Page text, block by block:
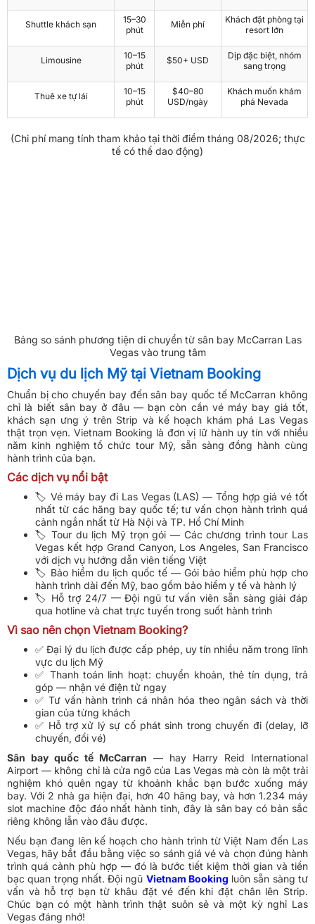
Shuttle khách sạn
15–30
phút
Miễn phí
Khách đặt phòng tại
resort lớn
Limousine
10–15
phút
$50+ USD
Dịp đặc biệt, nhóm
sang trọng
Thuê xe tự lái
10–15
phút
$40–80
USD/ngày
Khách muốn khám
phá Nevada
(Chi phí mang tính tham khảo tại thời điểm tháng 08/2026; thực
tế có thể dao động)
Bảng so sánh phương tiện di chuyển từ sân bay McCarran Las
Vegas vào trung tâm
Dịch vụ du lịch Mỹ tại Vietnam Booking
Chuẩn bị cho chuyến bay đến sân bay quốc tế McCarran không
chỉ là biết sân bay ở đâu — bạn còn cần vé máy bay giá tốt,
khách sạn ưng ý trên Strip và kế hoạch khám phá Las Vegas
thật trọn vẹn. Vietnam Booking là đơn vị lữ hành uy tín với nhiều
năm kinh nghiệm tổ chức tour Mỹ, sẵn sàng đồng hành cùng
hành trình của bạn.
Các dịch vụ nổi bật
🏷️ Vé máy bay đi Las Vegas (LAS) — Tổng hợp giá vé tốt
nhất từ các hãng bay quốc tế; tư vấn chọn hành trình quá
cảnh ngắn nhất từ Hà Nội và TP. Hồ Chí Minh
🏷️ Tour du lịch Mỹ trọn gói — Các chương trình tour Las
Vegas kết hợp Grand Canyon, Los Angeles, San Francisco
với dịch vụ hướng dẫn viên tiếng Việt
🏷️ Bảo hiểm du lịch quốc tế — Gói bảo hiểm phù hợp cho
hành trình dài đến Mỹ, bao gồm bảo hiểm y tế và hành lý
🏷️ Hỗ trợ 24/7 — Đội ngũ tư vấn viên sẵn sàng giải đáp
qua hotline và chat trực tuyến trong suốt hành trình
Vì sao nên chọn Vietnam Booking?
✅ Đại lý du lịch được cấp phép, uy tín nhiều năm trong lĩnh
vực du lịch Mỹ
✅ Thanh toán linh hoạt: chuyển khoản, thẻ tín dụng, trả
góp — nhận vé điện tử ngay
✅ Tư vấn hành trình cá nhân hóa theo ngân sách và thời
gian của từng khách
✅ Hỗ trợ xử lý sự cố phát sinh trong chuyến đi (delay, lỡ
chuyến, đổi vé)
Sân bay quốc tế McCarran — hay Harry Reid International
Airport — không chỉ là cửa ngõ của Las Vegas mà còn là một trải
nghiệm khó quên ngay từ khoảnh khắc bạn bước xuống máy
bay. Với 2 nhà ga hiện đại, hơn 40 hãng bay, và hơn 1.234 máy
slot machine độc đáo nhất hành tinh, đây là sân bay có bản sắc
riêng không lẫn vào đâu được.
Nếu bạn đang lên kế hoạch cho hành trình từ Việt Nam đến Las
Vegas, hãy bắt đầu bằng việc so sánh giá vé và chọn đúng hành
trình quá cảnh phù hợp — đó là bước tiết kiệm thời gian và tiền
bạc quan trọng nhất. Đội ngũ Vietnam Booking luôn sẵn sàng tư
vấn và hỗ trợ bạn từ khâu đặt vé đến khi đặt chân lên Strip.
Chúc bạn có một hành trình thật suôn sẻ và một kỳ nghỉ Las
Vegas đáng nhớ!